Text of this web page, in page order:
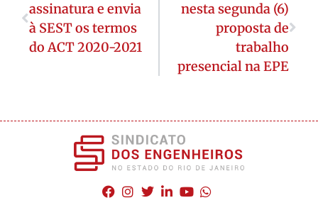
assinatura e envia
à SEST os termos
do ACT 2020-2021
nesta segunda (6)
proposta de
trabalho
presencial na EPE